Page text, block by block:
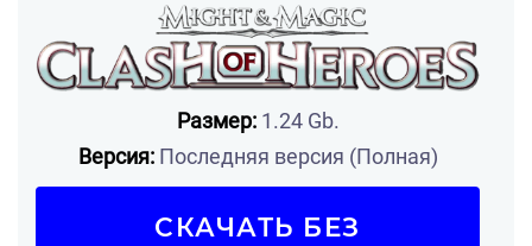
Размер:1.24 Gb.
Версия:Последняя версия (Полная)
СКАЧАТЬ БЕЗ